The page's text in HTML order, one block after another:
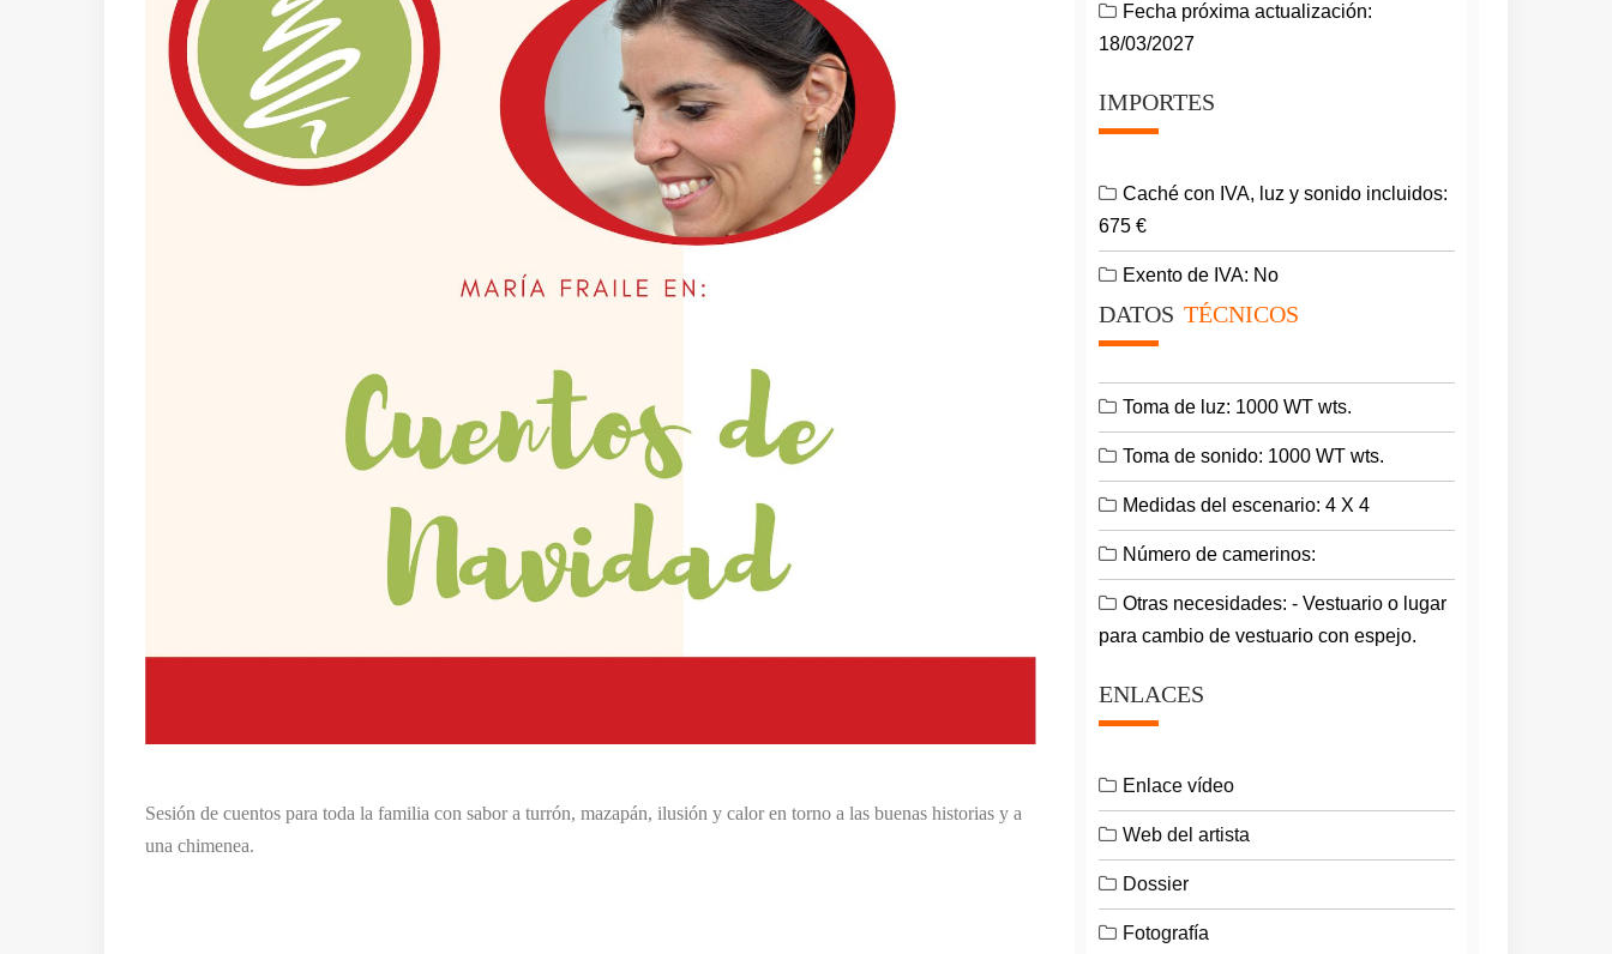
Sesión de cuentos para toda la familia con sabor a turrón, mazapán, ilusión y calor en torno a las buenas historias y a
una chimenea.
Fecha próxima actualización:
18/03/2027
IMPORTES
Caché con IVA, luz y sonido incluidos:
675 €
Exento de IVA: No
DATOS TÉCNICOS
Toma de luz: 1000 WT wts.
Toma de sonido: 1000 WT wts.
Medidas del escenario: 4 X 4
Número de camerinos:
Otras necesidades: - Vestuario o lugar
para cambio de vestuario con espejo.
ENLACES
Enlace vídeo
Web del artista
Dossier
Fotografía